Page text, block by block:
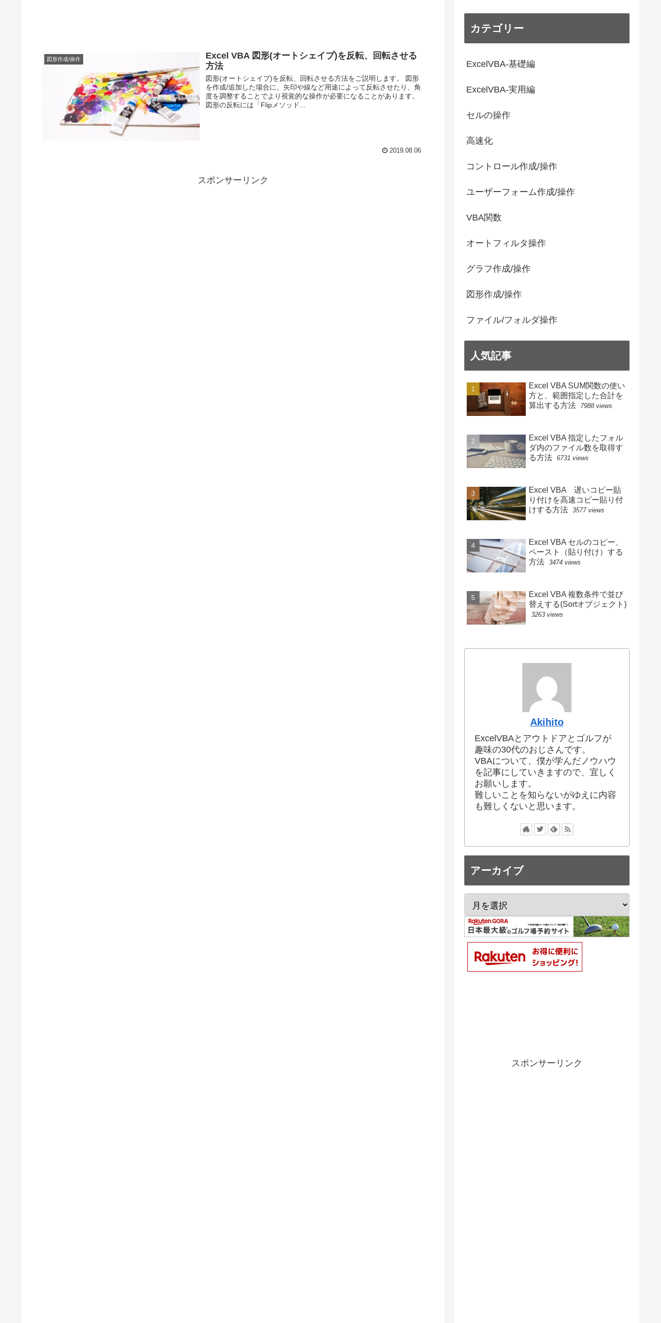
図形作成/操作
Excel VBA 図形(オートシェイプ)を反転、回転させる
方法
図形(オートシェイプ)を反転、回転させる方法をご説明します。 図形
を作成/追加した場合に、矢印や線など用途によって反転させたり、角
度を調整することでより視覚的な操作が必要になることがあります。
図形の反転には「Flipメソッド...
2019.08.06
スポンサーリンク
カテゴリー
ExcelVBA-基礎編
ExcelVBA-実用編
セルの操作
高速化
コントロール作成/操作
ユーザーフォーム作成/操作
VBA関数
オートフィルタ操作
グラフ作成/操作
図形作成/操作
ファイル/フォルダ操作
人気記事
Excel VBA SUM関数の使い
方と、範囲指定した合計を
算出する方法
7988 views
Excel VBA 指定したフォル
ダ内のファイル数を取得す
る方法 6731 views
Excel VBA 遅いコピー貼
り付けを高速コピー貼り付
けする方法 3577 views
Excel VBA セルのコピー、
ペースト（貼り付け）する
方法 3474 views
Excel VBA 複数条件で並び
替えする(Sortオブジェクト)
3263 views
Akihito
ExcelVBAとアウトドアとゴルフが
趣味の30代のおじさんです。
VBAについて、僕が学んだノウハウ
を記事にしていきますので、宜しく
お願いします。
難しいことを知らないがゆえに内容
も難しくないと思います。
アーカイブ
スポンサーリンク